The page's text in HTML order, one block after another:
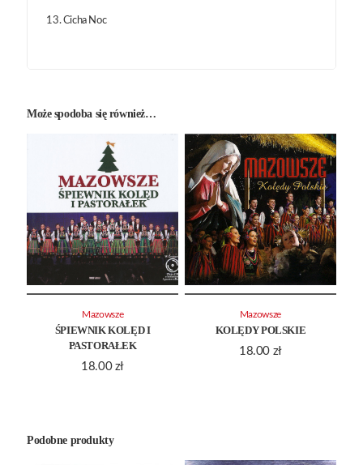
13. Cicha Noc
Może spodoba się również…
ŚPIEWNIK KOLĘD I
PASTORAŁEK
18.00 zł
Mazowsze
KOLĘDY POLSKIE
18.00 zł
Mazowsze
Podobne produkty